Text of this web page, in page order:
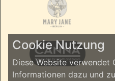
Cookie Nutzung
Diese Website verwendet
Informationen dazu und